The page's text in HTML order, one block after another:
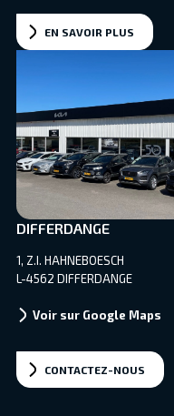
DIFFERDANGE
1, Z.I. HAHNEBOESCH
L-4562 DIFFERDANGE
Voir sur Google Maps
CONTACTEZ-NOUS
EN SAVOIR PLUS